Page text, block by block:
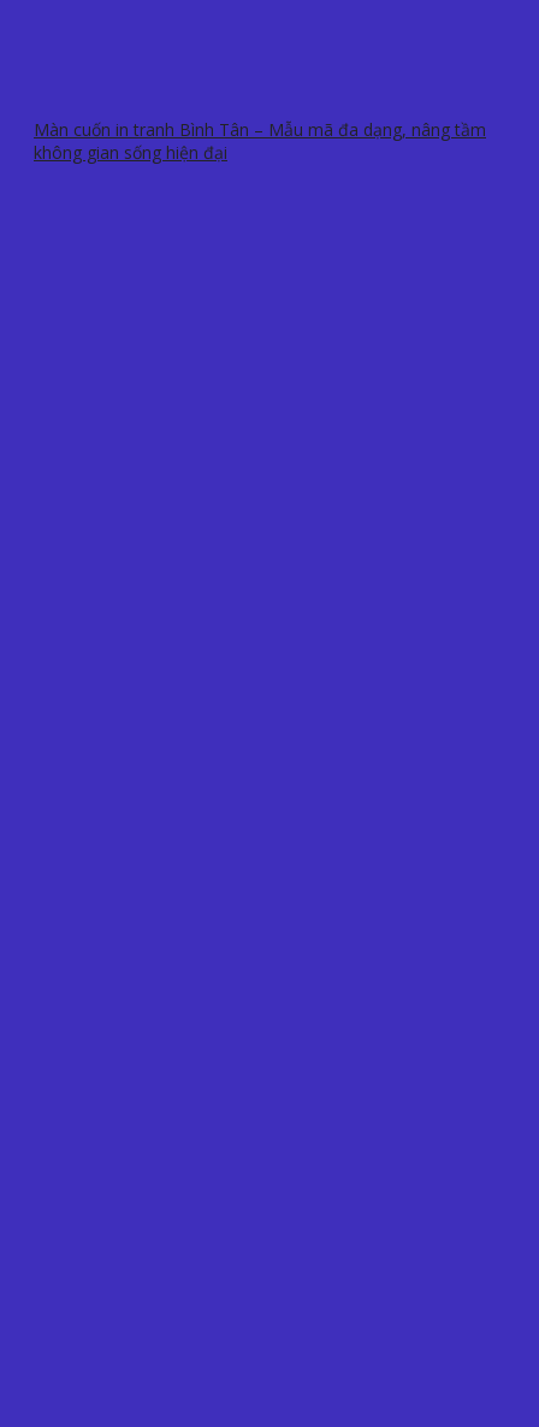
Màn cuốn in tranh Bình Tân – Mẫu mã đa dạng, nâng tầm
không gian sống hiện đại